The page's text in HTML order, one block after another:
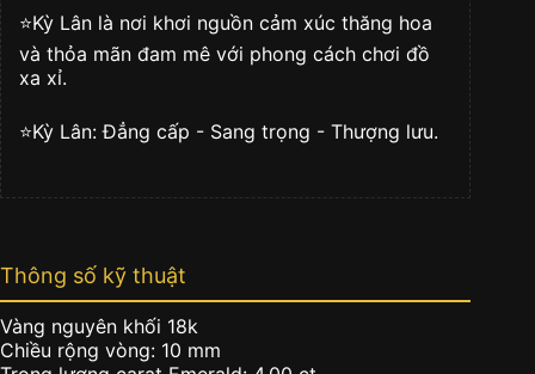
⭐️Kỳ Lân là nơi khơi nguồn cảm xúc thăng hoa
và thỏa mãn đam mê với phong cách chơi đồ
xa xỉ.
⭐️Kỳ Lân: Đẳng cấp - Sang trọng - Thượng lưu.
Thông số kỹ thuật
Vàng nguyên khối 18k
Chiều rộng vòng: 10 mm